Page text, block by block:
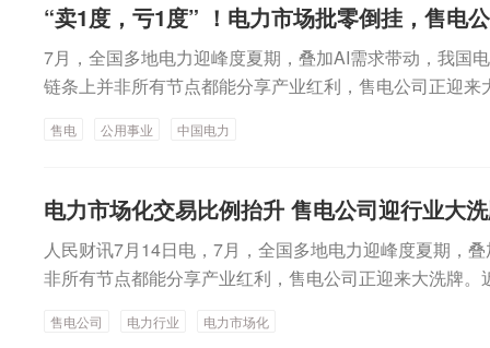
制定煤电与新能源融合发展政策，支持在具备条件的地
源融合项目，实施煤电调节能力改造，推动煤电与新能源
化调控送出，降低燃煤发电量。推进AI赋能新型电力系统
多时间尺度动态稳定分析等基础研究。全面升级新型电
推进人工智能赋能新型电力系统建设，推动电力行业全
能化升级。强化电力行业“人工智能+”基础理论研究与应
试点，打造一批可复制、可推广的标杆案例。《规划》明
准化工作。积极参与国际电力领域标准化工作，加强知识
定。加强检验检测能力建设。在促进电力与相关领域协
1万元，扣非净利润2099万元。三友化工介绍，通过本次
力较强的溴系业务，有助于形成延伸产业链条，提升盈利
利于优化整体资产结构，进一步强化盐化公司核心竞争
易，三友新材与大清河盐化在生产经营方面的关联交易
资子公司唐山三友蓝海科技有限责任公司的溴素生产线
可整合溴素业务，有效防范与控股股东之间发生同业竞争
“卖1度，亏1度” ！电力市场批零倒挂，售电
7月，全国多地电力迎峰度夏期，叠加AI需求带动，我国
链条上并非所有节点都能分享产业红利，售电公司正迎来
多方采访，背后与行业亏损、履约能力变差等因素密切
引导用户响应资源、提升负荷侧用电灵活性的核心环节
发与零售市场核心载体。伴随着电力市场化交易比例抬
电公司出现“卖1度，亏1度”现象，部分公司甚至1个月就
剧了行业洗牌。这一现象背后，既有一次能源价格上涨等
也与售电公司“豪赌”电价走势主观误判有关，同时还反映
售电 公用事业 中国电力
电力市场化交易比例抬升 售电公司迎行业大
人民财讯7月14日电，7月，全国多地电力迎峰度夏期，
非所有节点都能分享产业红利，售电公司正迎来大洗牌
是终端用户参与市场的“防火墙”和“便利店”，也是引导
售电公司 电力行业 电力市场化